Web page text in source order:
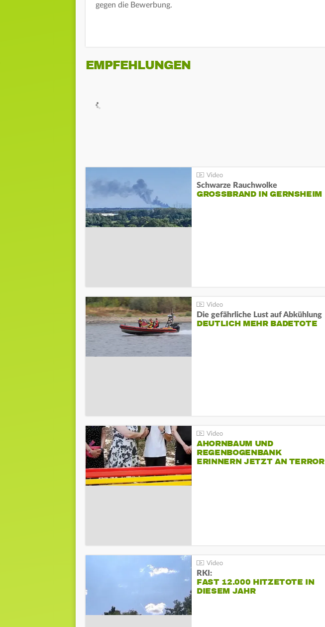
gegen die Bewerbung.
EMPFEHLUNGEN
Schwarze Rauchwolke
GROSSBRAND IN GERNSHEIM
Die gefährliche Lust auf Abkühlung
DEUTLICH MEHR BADETOTE
AHORNBAUM UND
REGENBOGENBANK
ERINNERN JETZT AN TERROR
RKI:
FAST 12.000 HITZETOTE IN
DIESEM JAHR